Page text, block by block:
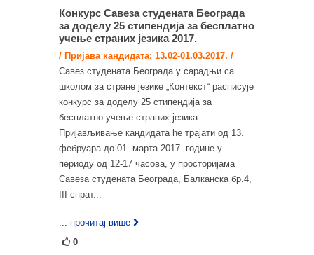
Конкурс Савеза студената Београда
за доделу 25 стипендија за бесплатнo
учење страних језика 2017.
/ Пријава кандидата: 13.02-01.03.2017. /
Савез студената Београда у сарадњи са
школом за стране језике „Контекст“ расписује
конкурс за доделу 25 стипендија за
бесплатнo учење страних језика.
Пријављивање кандидата ће трајати од 13.
фебруара до 01. марта 2017. године у
периоду од 12-17 часова, у просторијама
Савеза студената Београда, Балканска бр.4,
III спрат...
... прочитај више
0